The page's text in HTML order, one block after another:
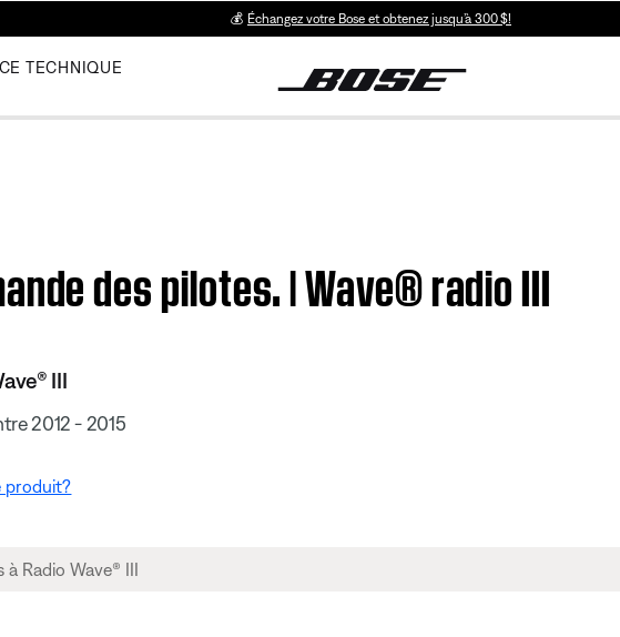
💰 Échangez votre Bose et obtenez jusqu’à 300 $!
TECHNIQUE
des pilotes. | Wave® radio III
III
2012 - 2015
produit?